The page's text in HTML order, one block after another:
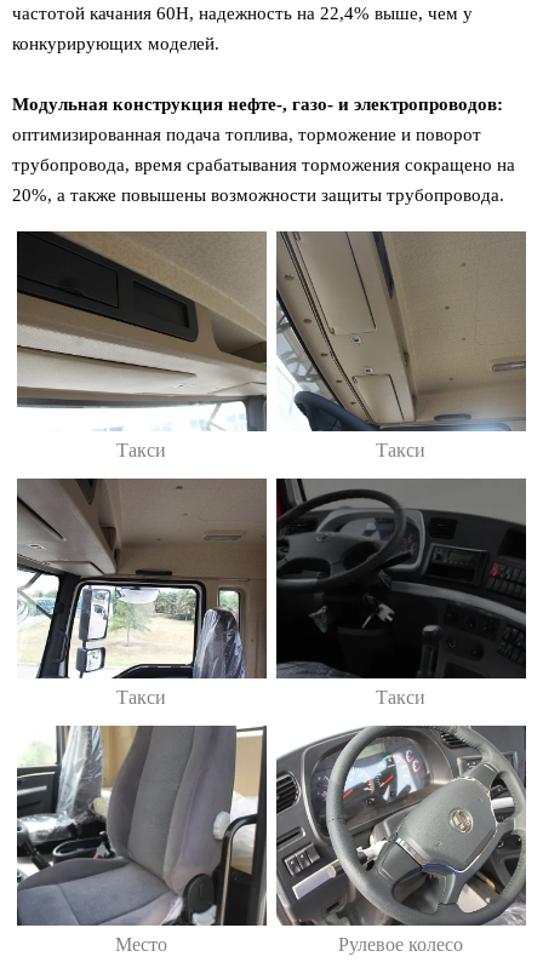
частотой качания 60H, надежность на 22,4% выше, чем у
конкурирующих моделей.
Модульная конструкция нефте-, газо- и электропроводов:
оптимизированная подача топлива, торможение и поворот
трубопровода, время срабатывания торможения сокращено на
20%, а также повышены возможности защиты трубопровода.
Такси Такси
Такси Такси
Место Рулевое колесо